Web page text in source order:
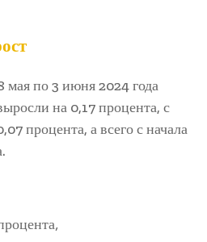
мая по 3 июня 2024 года
на 0,17 процента, с
процента, а всего с начала